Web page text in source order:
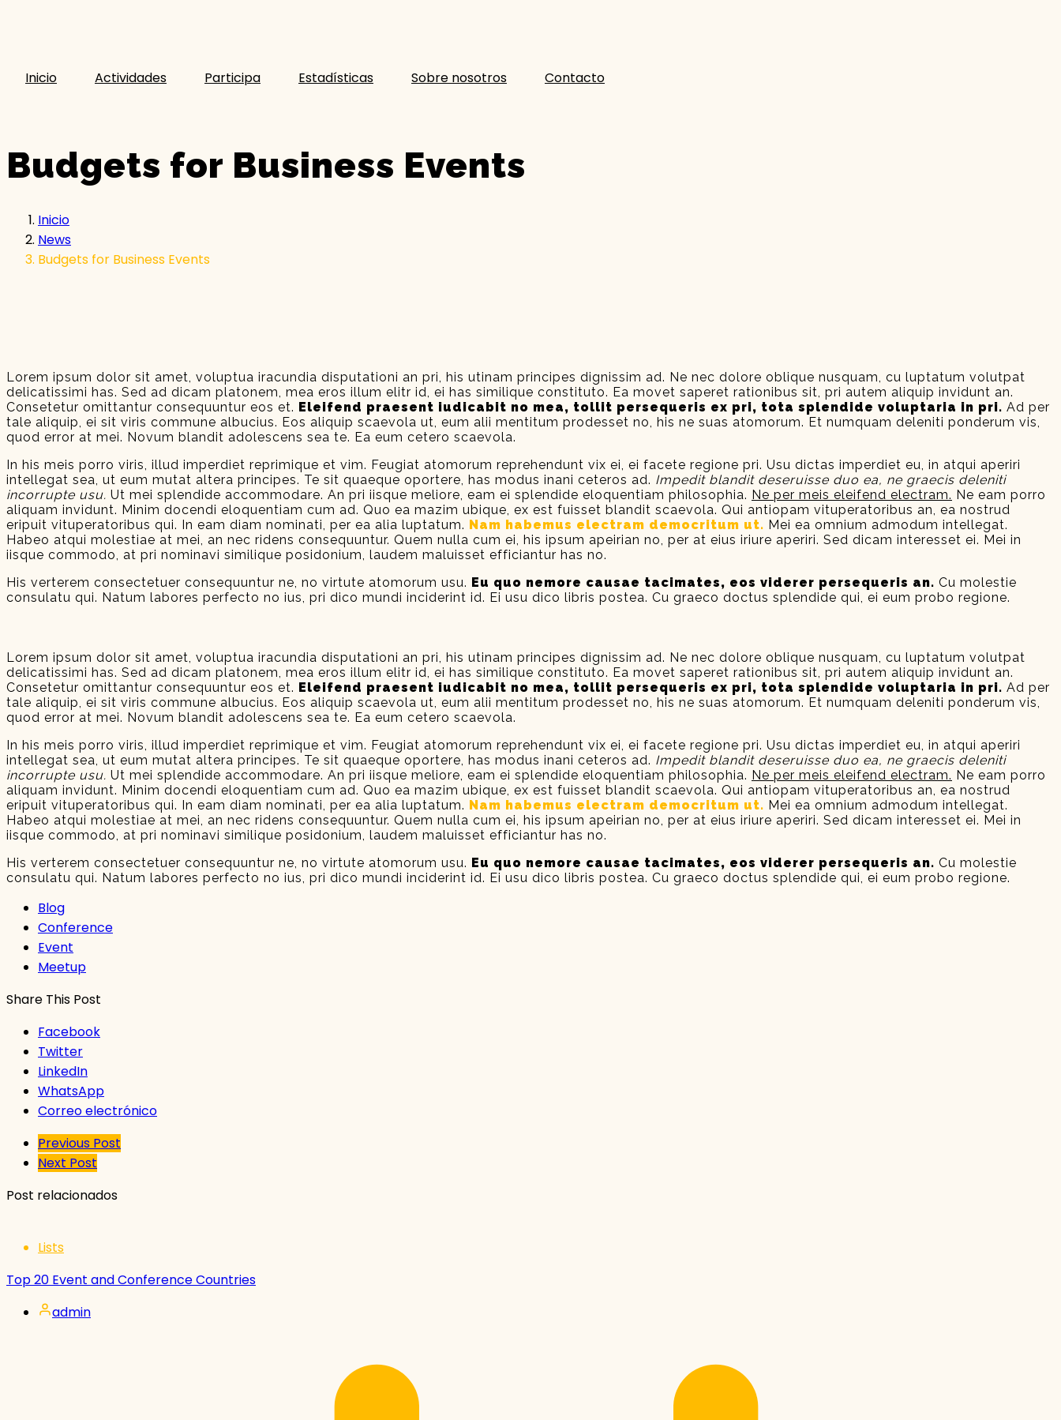
Inicio Actividades Participa Estadísticas Sobre nosotros Contacto
Budgets for Business Events
Inicio
News
Budgets for Business Events
Lorem ipsum dolor sit amet, voluptua iracundia disputationi an pri, his utinam principes dignissim ad. Ne nec dolore oblique nusquam, cu luptatum volutpat
delicatissimi has. Sed ad dicam platonem, mea eros illum elitr id, ei has similique constituto. Ea movet saperet rationibus sit, pri autem aliquip invidunt an.
Consetetur omittantur consequuntur eos et. Eleifend praesent iudicabit no mea, tollit persequeris ex pri, tota splendide voluptaria in pri. Ad per
tale aliquip, ei sit viris commune albucius. Eos aliquip scaevola ut, eum alii mentitum prodesset no, his ne suas atomorum. Et numquam deleniti ponderum vis,
quod error at mei. Novum blandit adolescens sea te. Ea eum cetero scaevola.
In his meis porro viris, illud imperdiet reprimique et vim. Feugiat atomorum reprehendunt vix ei, ei facete regione pri. Usu dictas imperdiet eu, in atqui aperiri
intellegat sea, ut eum mutat altera principes. Te sit quaeque oportere, has modus inani ceteros ad. Impedit blandit deseruisse duo ea, ne graecis deleniti
incorrupte usu. Ut mei splendide accommodare. An pri iisque meliore, eam ei splendide eloquentiam philosophia. Ne per meis eleifend electram. Ne eam porro
aliquam invidunt. Minim docendi eloquentiam cum ad. Quo ea mazim ubique, ex est fuisset blandit scaevola. Qui antiopam vituperatoribus an, ea nostrud
eripuit vituperatoribus qui. In eam diam nominati, per ea alia luptatum. Nam habemus electram democritum ut. Mei ea omnium admodum intellegat.
Habeo atqui molestiae at mei, an nec ridens consequuntur. Quem nulla cum ei, his ipsum apeirian no, per at eius iriure aperiri. Sed dicam interesset ei. Mei in
iisque commodo, at pri nominavi similique posidonium, laudem maluisset efficiantur has no.
His verterem consectetuer consequuntur ne, no virtute atomorum usu. Eu quo nemore causae tacimates, eos viderer persequeris an. Cu molestie
consulatu qui. Natum labores perfecto no ius, pri dico mundi inciderint id. Ei usu dico libris postea. Cu graeco doctus splendide qui, ei eum probo regione.
Lorem ipsum dolor sit amet, voluptua iracundia disputationi an pri, his utinam principes dignissim ad. Ne nec dolore oblique nusquam, cu luptatum volutpat
delicatissimi has. Sed ad dicam platonem, mea eros illum elitr id, ei has similique constituto. Ea movet saperet rationibus sit, pri autem aliquip invidunt an.
Consetetur omittantur consequuntur eos et. Eleifend praesent iudicabit no mea, tollit persequeris ex pri, tota splendide voluptaria in pri. Ad per
tale aliquip, ei sit viris commune albucius. Eos aliquip scaevola ut, eum alii mentitum prodesset no, his ne suas atomorum. Et numquam deleniti ponderum vis,
quod error at mei. Novum blandit adolescens sea te. Ea eum cetero scaevola.
In his meis porro viris, illud imperdiet reprimique et vim. Feugiat atomorum reprehendunt vix ei, ei facete regione pri. Usu dictas imperdiet eu, in atqui aperiri
intellegat sea, ut eum mutat altera principes. Te sit quaeque oportere, has modus inani ceteros ad. Impedit blandit deseruisse duo ea, ne graecis deleniti
incorrupte usu. Ut mei splendide accommodare. An pri iisque meliore, eam ei splendide eloquentiam philosophia. Ne per meis eleifend electram. Ne eam porro
aliquam invidunt. Minim docendi eloquentiam cum ad. Quo ea mazim ubique, ex est fuisset blandit scaevola. Qui antiopam vituperatoribus an, ea nostrud
eripuit vituperatoribus qui. In eam diam nominati, per ea alia luptatum. Nam habemus electram democritum ut. Mei ea omnium admodum intellegat.
Habeo atqui molestiae at mei, an nec ridens consequuntur. Quem nulla cum ei, his ipsum apeirian no, per at eius iriure aperiri. Sed dicam interesset ei. Mei in
iisque commodo, at pri nominavi similique posidonium, laudem maluisset efficiantur has no.
His verterem consectetuer consequuntur ne, no virtute atomorum usu. Eu quo nemore causae tacimates, eos viderer persequeris an. Cu molestie
consulatu qui. Natum labores perfecto no ius, pri dico mundi inciderint id. Ei usu dico libris postea. Cu graeco doctus splendide qui, ei eum probo regione.
Blog
Conference
Event
Meetup
Share This Post
Facebook
Twitter
LinkedIn
WhatsApp
Correo electrónico
Previous Post
Next Post
Post relacionados
Lists
Top 20 Event and Conference Countries
admin